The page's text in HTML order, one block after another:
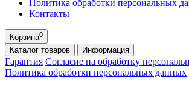
Политика обработки персональных
Контакты
Корзина0
Каталог товаров Информация
Гарантия Согласие на обработку
Политика обработки персональных данных